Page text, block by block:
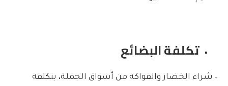
تكلفة البضائع
– شراء الخضار والفواكه من أسواق الجملة، بتكلفة